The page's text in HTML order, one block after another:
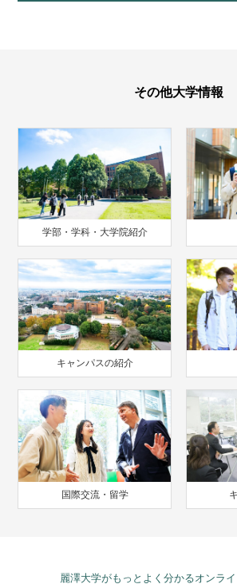
その他大学情報
学部・学科・大学院紹介
キャンパスの紹介
国際交流・留学
麗澤大学がもっとよく分かるオンラ